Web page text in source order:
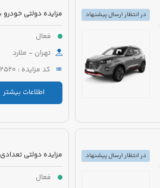
در انتظار ارسال پیشنهاد
فعال
تهران - ملارد
کد مزایده : 5521400404002520
اطلاعات بیشتر
در انتظار ارسال پیشنهاد
فعال